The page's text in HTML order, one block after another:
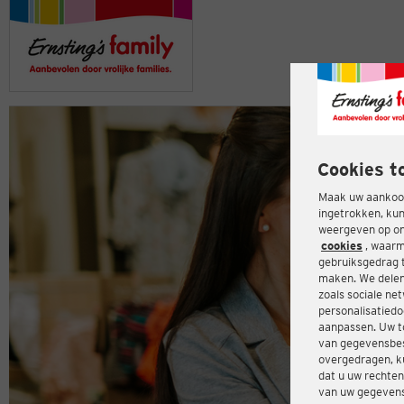
Cookies
Maak uw
ingetrokken,
weergeven op
cookies ,
gebruiksgedrag
maken. We
zoals sociale
aanpassen. Uw
van
overgedragen,
dat u uw
van uw